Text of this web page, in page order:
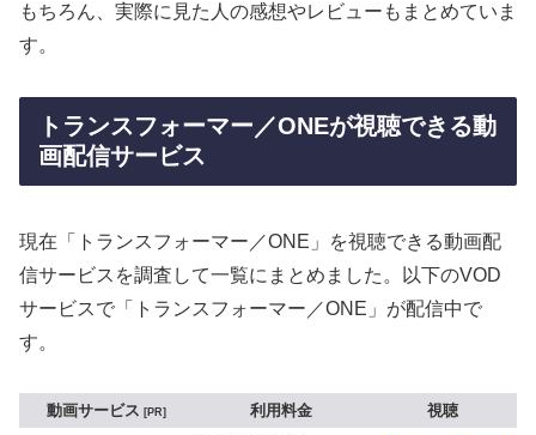
もちろん、実際に見た人の感想やレビューもまとめていま
す。
トランスフォーマー／ONEが視聴できる動
画配信サービス
現在「トランスフォーマー／ONE」を視聴できる動画配
信サービスを調査して一覧にまとめました。以下のVOD
サービスで「トランスフォーマー／ONE」が配信中で
す。
動画サービス PR 利用料金
視聴